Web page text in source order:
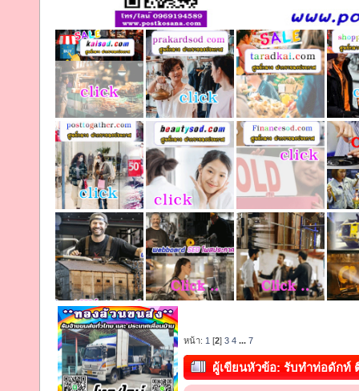
หน้า: 1 [2] 3 4 ... 7
ผู้เขียนหัวข้อ: รับทำท่อดักท์